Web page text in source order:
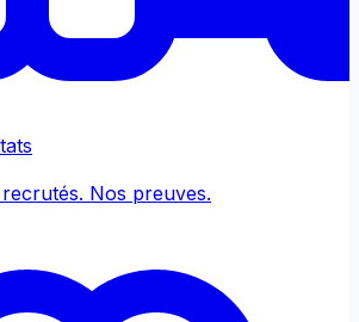
Nos preuves.